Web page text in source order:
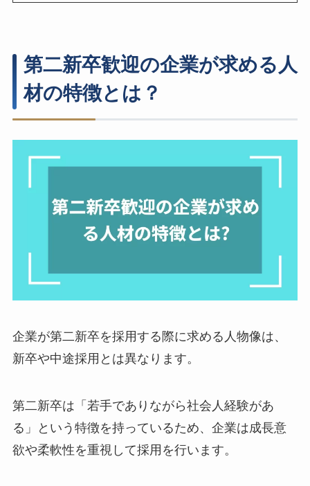
第二新卒歓迎の企業が求める人
材の特徴とは？
企業が第二新卒を採用する際に求める人物像は、
新卒や中途採用とは異なります。
第二新卒は「若手でありながら社会人経験があ
る」という特徴を持っているため、企業は成長意
欲や柔軟性を重視して採用を行います。